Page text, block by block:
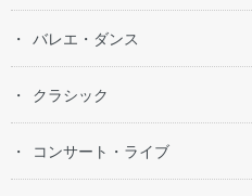
バレエ・ダンス
クラシック
コンサート・ライブ